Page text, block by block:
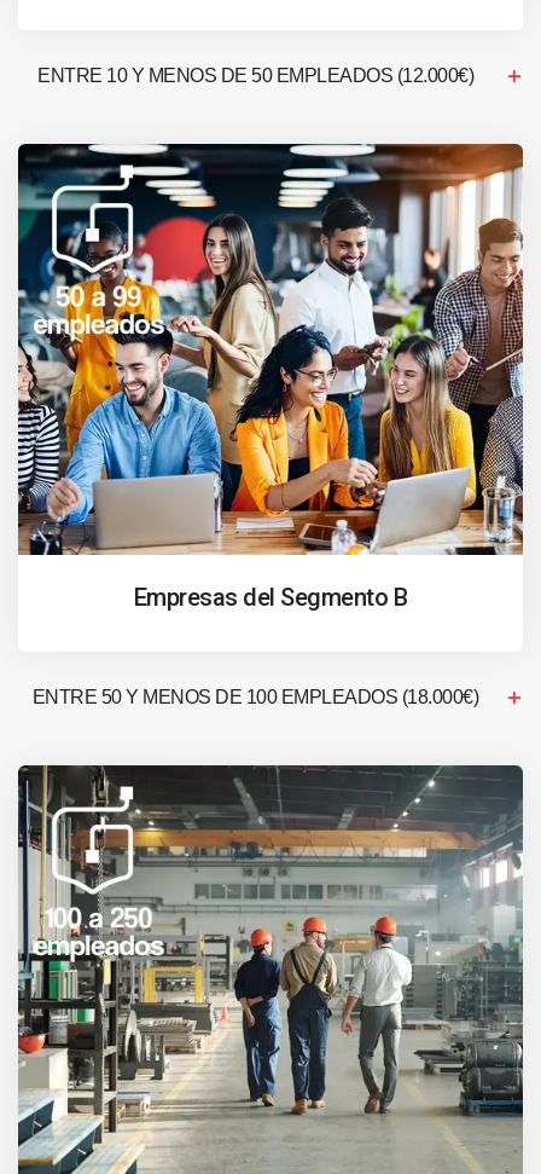
ENTRE 10 Y MENOS DE 50 EMPLEADOS (12.000€)
Empresas del Segmento B
ENTRE 50 Y MENOS DE 100 EMPLEADOS (18.000€)